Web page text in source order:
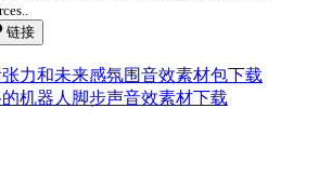
链接
力和未来感氛围音效素材包下载
机器人脚步声音效素材下载